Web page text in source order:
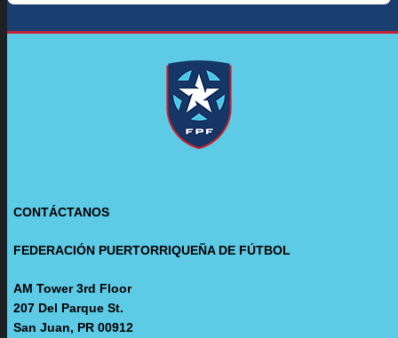
CONTÁCTANOS
FEDERACIÓN PUERTORRIQUEÑA DE FÚTBOL
AM Tower 3rd Floor
207 Del Parque St.
San Juan, PR 00912